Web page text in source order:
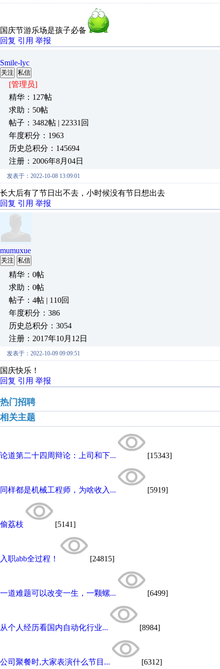
国庆节游乐场是孩子必备
回复 引用 举报
Smile-lyc
关注 私信
[管理员]
精华：127帖
求助：50帖
帖子：3482帖 | 22331回
年度积分：1963
历史总积分：145694
注册：2006年8月04日
发表于：2022-10-08 13:09:01
长大后有了节日出不去，小时候没有节日想出去
回复 引用 举报
mumuxue
关注 私信
精华：0帖
求助：0帖
帖子：4帖 | 110回
年度积分：386
历史总积分：3054
注册：2017年10月12日
发表于：2022-10-09 09:09:51
国庆快乐！
回复 引用 举报
热门招聘
相关主题
论道第二十四周辩论：上司和下... [15343]
同样都是机械工程师，为啥收入... [5919]
偷荔枝 [5141]
入职abb全过程！ [24815]
一道难题可以改变一生，一颗螺... [6499]
从个人经历看国内自动化行业... [8984]
公司聚餐时,大家表演什么节目... [6312]